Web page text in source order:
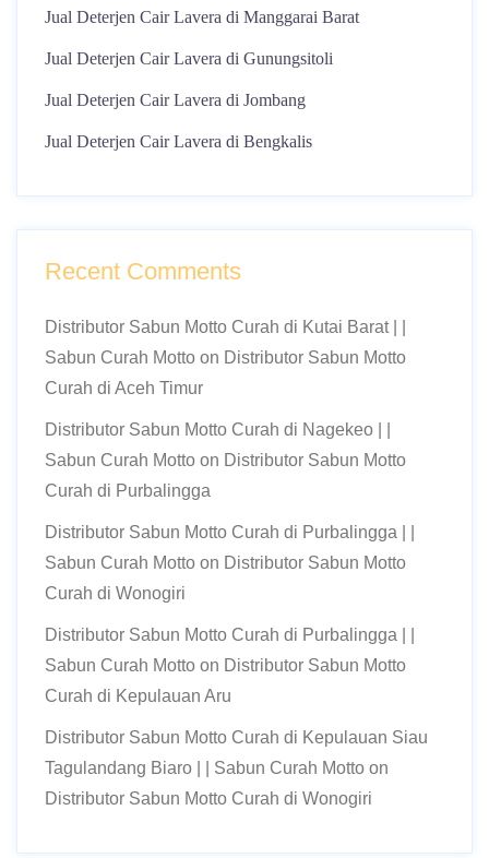
Jual Deterjen Cair Lavera di Manggarai Barat
Jual Deterjen Cair Lavera di Gunungsitoli
Jual Deterjen Cair Lavera di Jombang
Jual Deterjen Cair Lavera di Bengkalis
Recent Comments
Distributor Sabun Motto Curah di Kutai Barat | |
Sabun Curah Motto on Distributor Sabun Motto
Curah di Aceh Timur
Distributor Sabun Motto Curah di Nagekeo | |
Sabun Curah Motto on Distributor Sabun Motto
Curah di Purbalingga
Distributor Sabun Motto Curah di Purbalingga | |
Sabun Curah Motto on Distributor Sabun Motto
Curah di Wonogiri
Distributor Sabun Motto Curah di Purbalingga | |
Sabun Curah Motto on Distributor Sabun Motto
Curah di Kepulauan Aru
Distributor Sabun Motto Curah di Kepulauan Siau
Tagulandang Biaro | | Sabun Curah Motto on
Distributor Sabun Motto Curah di Wonogiri